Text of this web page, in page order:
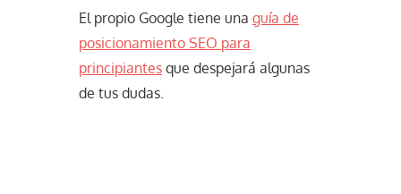
El propio Google tiene una guía de
posicionamiento SEO para
principiantes que despejará algunas
de tus dudas.